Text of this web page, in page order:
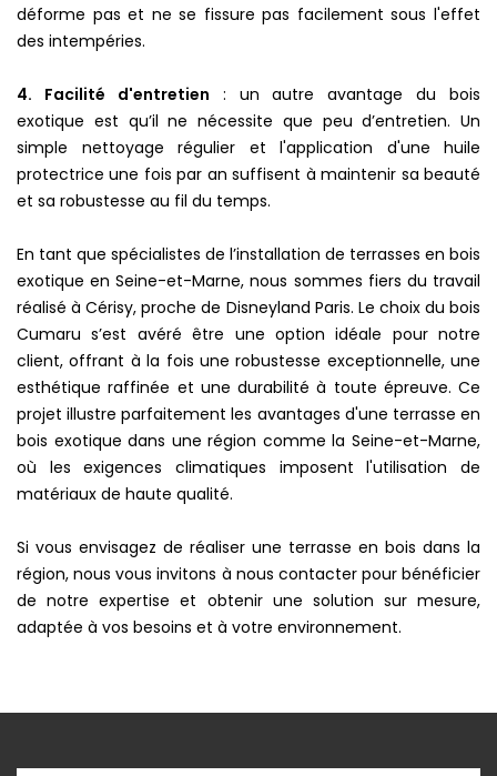
déforme pas et ne se fissure pas facilement sous l'effet
des intempéries.
4. Facilité d'entretien : un autre avantage du bois
exotique est qu’il ne nécessite que peu d’entretien. Un
simple nettoyage régulier et l'application d'une huile
protectrice une fois par an suffisent à maintenir sa beauté
et sa robustesse au fil du temps.
En tant que spécialistes de l’installation de terrasses en bois
exotique en Seine-et-Marne, nous sommes fiers du travail
réalisé à Cérisy, proche de Disneyland Paris. Le choix du bois
Cumaru s’est avéré être une option idéale pour notre
client, offrant à la fois une robustesse exceptionnelle, une
esthétique raffinée et une durabilité à toute épreuve. Ce
projet illustre parfaitement les avantages d'une terrasse en
bois exotique dans une région comme la Seine-et-Marne,
où les exigences climatiques imposent l'utilisation de
matériaux de haute qualité.
Si vous envisagez de réaliser une terrasse en bois dans la
région, nous vous invitons à nous contacter pour bénéficier
de notre expertise et obtenir une solution sur mesure,
adaptée à vos besoins et à votre environnement.